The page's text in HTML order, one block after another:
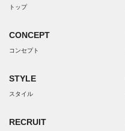
トップ
CONCEPT
コンセプト
STYLE
スタイル
RECRUIT